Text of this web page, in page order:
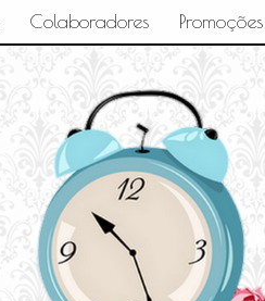
Colaboradores Promoções